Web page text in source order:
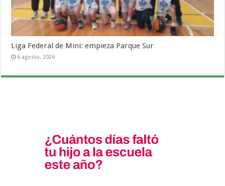
Liga Federal de Mini: empieza Parque Sur
6 agosto, 2026